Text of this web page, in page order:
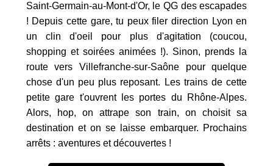
Saint-Germain-au-Mont-d'Or, le QG des escapades
! Depuis cette gare, tu peux filer direction Lyon en
un clin d'oeil pour plus d'agitation (coucou,
shopping et soirées animées !). Sinon, prends la
route vers Villefranche-sur-Saône pour quelque
chose d'un peu plus reposant. Les trains de cette
petite gare t'ouvrent les portes du Rhône-Alpes.
Alors, hop, on attrape son train, on choisit sa
destination et on se laisse embarquer. Prochains
arrêts : aventures et découvertes !